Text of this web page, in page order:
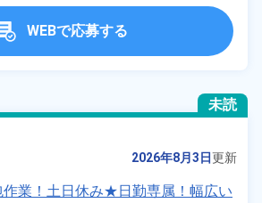
WEBで応募する
未読
2026年8月3日更新
作業！土日休み★日勤専属！幅広い